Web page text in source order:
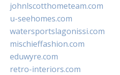
johnlscotthometeam.com
u-seehomes.com
watersportslagonissi.com
mischieffashion.com
eduwyre.com
retro-interiors.com